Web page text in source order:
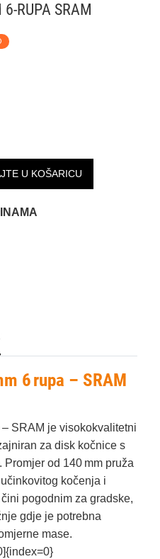
RUPA SRAM
U KOŠARICU
6 rupa – SRAM
SRAM je visokokvalitetni
za disk kočnice s
Promjer od 140 mm pruža
kočenja i
pogodnim za gradske,
gdje je potrebna
mase.